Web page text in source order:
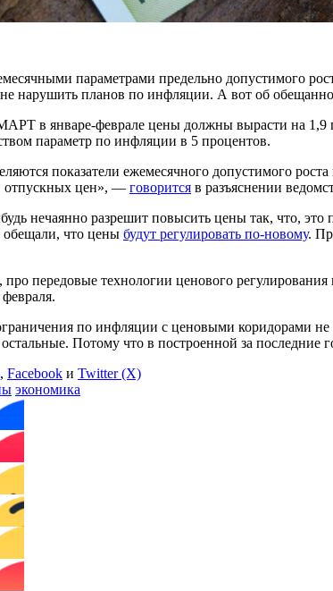
параметрами предельно допустимого
нарушить планов по инфляции. А вот об
в январе-феврале цены должны вырасти на 1,9
параметр по инфляции в 5 процентов.
показатели ежемесячного допустимого
отпускных цен», — говорится в разъяснении
нечаянно разрешит повысить цены так, что,
обещали, что цены будут регулировать по-новому.
про передовые технологии ценового
по инфляции с ценовыми коридорами не
Потому что в построенной за последние
, Facebook и Twitter (X)
экономика